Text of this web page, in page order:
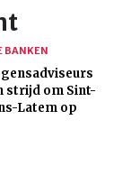
BANKEN
strijd om Sint-
Latem op